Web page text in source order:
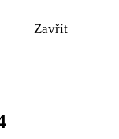
Zavřít